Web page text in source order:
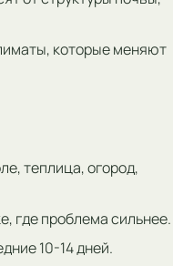
которые меняют
теплица, огород,
где проблема сильнее.
10-14 дней.